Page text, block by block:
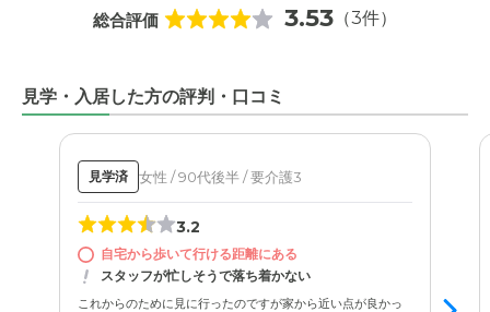
総合評価 3.53 （3件）
見学・入居した方の評判・口コミ
見学済 女性 / 90代後半 / 要介護3
3.2
自宅から歩いて行ける距離にある
スタッフが忙しそうで落ち着かない
これからのために見に行ったのですが家から近い点が良かっ